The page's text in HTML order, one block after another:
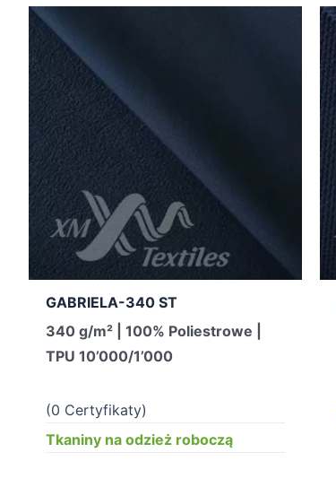
GABRIELA-340 ST
340 g/m² | 100% Poliestrowe |
TPU 10’000/1’000
(0 Certyfikaty)
Tkaniny na odzież roboczą